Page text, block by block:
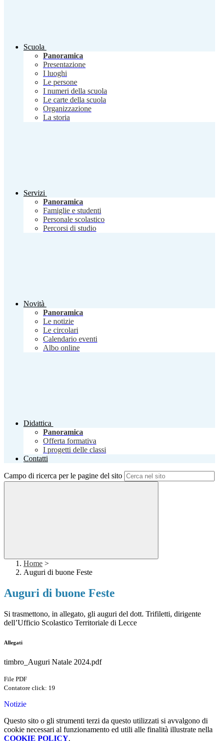
Scuola
Panoramica
Presentazione
I luoghi
Le persone
I numeri della scuola
Le carte della scuola
Organizzazione
La storia
Servizi
Panoramica
Famiglie e studenti
Personale scolastico
Percorsi di studio
Novità
Panoramica
Le notizie
Le circolari
Calendario eventi
Albo online
Didattica
Panoramica
Offerta formativa
I progetti delle classi
Contatti
Campo di ricerca per le pagine del sito
Home >
Auguri di buone Feste
Auguri di buone Feste
Si trasmettono, in allegato, gli auguri del dott. Trifiletti, dirigente
dell’Ufficio Scolastico Territoriale di Lecce
Allegati
timbro_Auguri Natale 2024.pdf
File PDF
Contatore click: 19
Notizie
Questo sito o gli strumenti terzi da questo utilizzati si avvalgono di
cookie necessari al funzionamento ed utili alle finalità illustrate nella
COOKIE POLICY.